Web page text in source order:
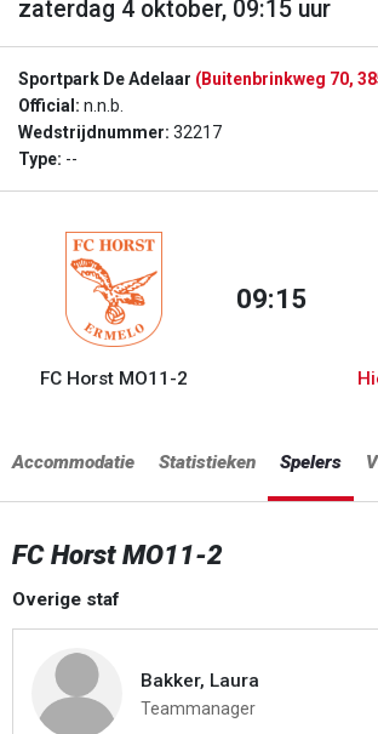
zaterdag 4 oktober, 09:15 uur
Sportpark De Adelaar (Buitenbrinkweg 70,
Official: n.n.b.
Wedstrijdnummer: 32217
Type: --
FC Horst MO11-2
09:15
Accommodatie Statistieken Spelers
FC Horst MO11-2
Overige staf
Bakker, Laura
Teammanager